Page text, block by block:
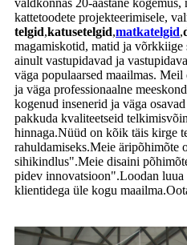
kattetoodete projekteerimisele,
telgid,katusetelgid,matkatelgid,
magamiskotid, matid ja võrkkiige
ainult vastupidavad ja
väga populaarsed maailmas.
ja väga professionaalne
kogenud insenerid ja väga
pakkuda kvaliteetseid
hinnaga.Nüüd on kõik täis kirge
rahuldamiseks.Meie äripõhimõte
sihikindlus".Meie disaini
pidev innovatsioon".Loodan luua
klientidega üle kogu